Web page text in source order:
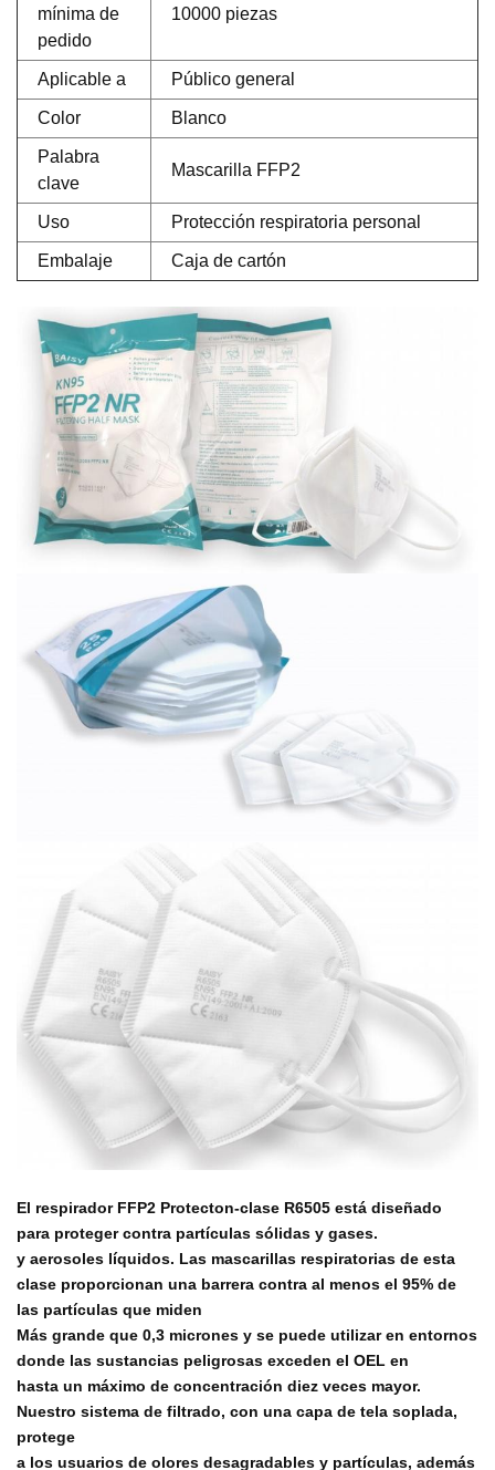
mínima de
pedido
10000 piezas
Aplicable a Público general
Color Blanco
Palabra
clave
Mascarilla FFP2
Uso Protección respiratoria personal
Embalaje Caja de cartón
El respirador FFP2 Protecton-clase R6505 está diseñado
para proteger contra partículas sólidas y gases.
y aerosoles líquidos. Las mascarillas respiratorias de esta
clase proporcionan una barrera contra al menos el 95% de
las partículas que miden
Más grande que 0,3 micrones y se puede utilizar en entornos
donde las sustancias peligrosas exceden el OEL en
hasta un máximo de concentración diez veces mayor.
Nuestro sistema de filtrado, con una capa de tela soplada,
protege
a los usuarios de olores desagradables y partículas, además